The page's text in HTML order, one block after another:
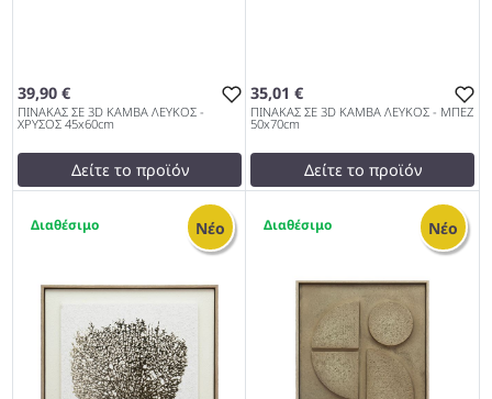
39,90 €
ΠΙΝΑΚΑΣ ΣΕ 3D ΚΑΜΒΑ ΛΕΥΚΟΣ -
ΧΡΥΣΟΣ 45x60cm
Δείτε το προϊόν
testFalse
ΠΙΝΑΚΑΣ ΣΕ 3D ΚΑΜΒΑ
ΛΕΥΚΟΣ - ΧΡΥΣΟΣ 45x60cm
35,01 €
ΠΙΝΑΚΑΣ ΣΕ 3D ΚΑΜΒΑ ΛΕΥΚΟΣ - ΜΠΕΖ
50x70cm
Δείτε το προϊόν
testFalse
ΠΙΝΑΚΑΣ ΣΕ 3D ΚΑΜΒΑ
ΛΕΥΚΟΣ - ΜΠΕΖ 50x70cm
Νέο Νέο